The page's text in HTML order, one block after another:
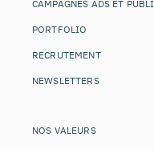
CAMPAGNES ADS ET
PORTFOLIO
RECRUTEMENT
NEWSLETTERS
NOS VALEURS